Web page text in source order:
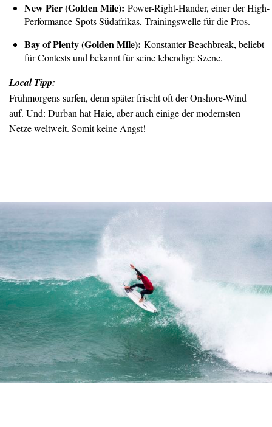
New Pier (Golden Mile): Power-Right-Hander, einer der High-
Performance-Spots Südafrikas, Trainingswelle für die Pros.
Bay of Plenty (Golden Mile): Konstanter Beachbreak, beliebt
für Contests und bekannt für seine lebendige Szene.
Local Tipp:
Frühmorgens surfen, denn später frischt oft der Onshore-Wind
auf. Und: Durban hat Haie, aber auch einige der modernsten
Netze weltweit. Somit keine Angst!